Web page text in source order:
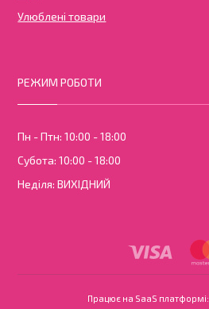
Улюблені товари
РЕЖИМ РОБОТИ
Пн - Птн: 10:00 - 18:00
Субота: 10:00 - 18:00
Неділя: ВИХІДНИЙ
Працює на SaaS платформі: